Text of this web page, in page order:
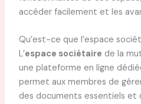
accéder facilement et les
Qu’est-ce que l’espace
L’espace sociétaire de la
une plateforme en ligne
permet aux membres de
des documents essentiels et